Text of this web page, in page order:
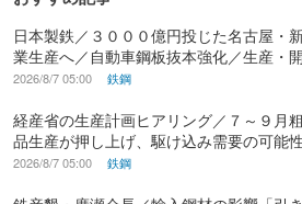
日本製鉄／３０００億円投じた名古屋・
業生産へ／自動車鋼板抜本強化／生産・
2026/8/7 05:00 鉄鋼
経産省の生産計画ヒアリング／７～９月
品生産が押し上げ、駆け込み需要の可能
2026/8/7 05:00 鉄鋼